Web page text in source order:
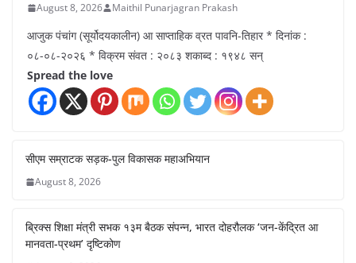
August 8, 2026 Maithil Punarjagran Prakash
आजुक पंचांग (सूर्योदयकालीन) आ साप्ताहिक व्रत पावनि-तिहार * दिनांक :
०८-०८-२०२६ * विक्रम संवत : २०८३ शकाब्द : १९४८ सन्
Spread the love
सीएम सम्राटक सड़क-पुल विकासक महाअभियान
August 8, 2026
ब्रिक्स शिक्षा मंत्री सभक १३म बैठक संपन्न, भारत दोहरौलक ‘जन-केंद्रित आ
मानवता-प्रथम’ दृष्टिकोण